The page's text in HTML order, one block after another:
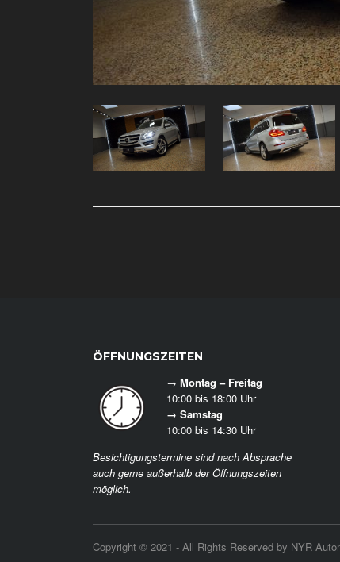
ÖFFNUNGSZEITEN
→ Montag – Freitag
10:00 bis 18:00 Uhr
→ Samstag
10:00 bis 14:30 Uhr
Besichtigungstermine sind nach Absprache
auch gerne außerhalb der Öffnungszeiten
möglich.
Copyright © 2021 - All Rights Reserved by NYR